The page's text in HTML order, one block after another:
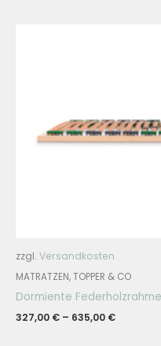
zzgl. Versandkosten
MATRATZEN, TOPPER & CO
Dormiente
327,00 € – 635,00 €